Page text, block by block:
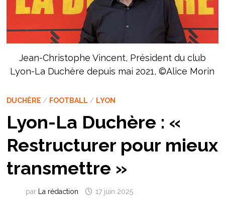
Jean-Christophe Vincent, Président du club
Lyon-La Duchère depuis mai 2021, ©Alice Morin
DUCHÈRE / FOOTBALL / LYON
Lyon-La Duchère : «
Restructurer pour mieux
transmettre »
par La rédaction 17 juin 2025